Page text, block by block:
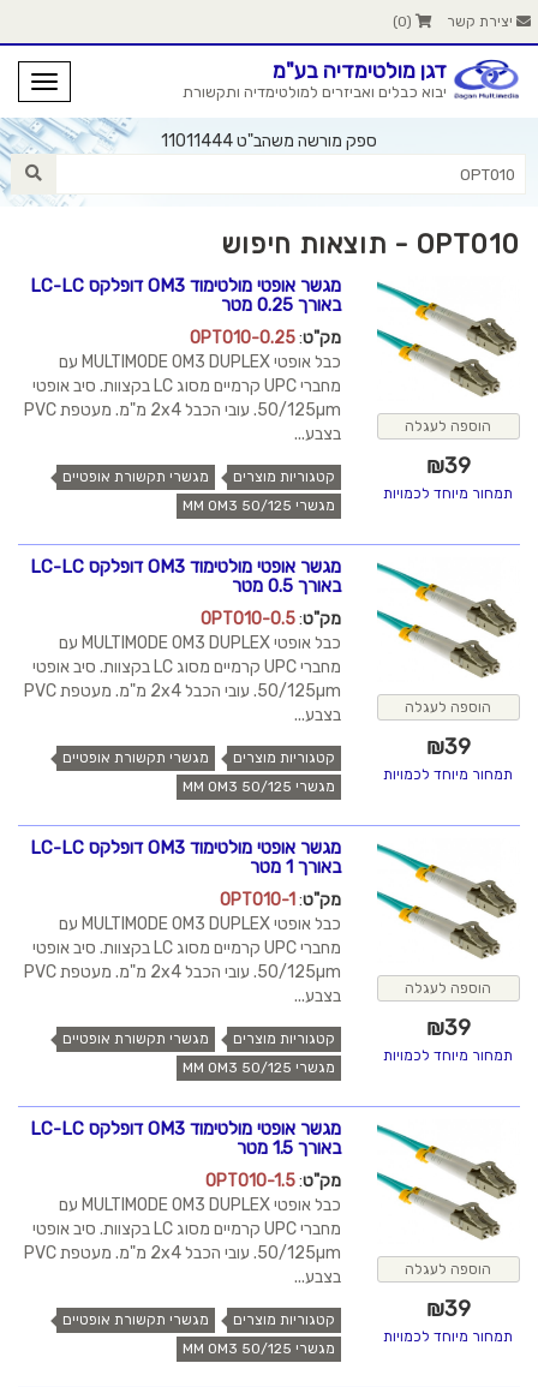
יצירת קשר (
0
)
דגן מולטימדיה בע"מ
יבוא כבלים ואביזרים למולטימדיה ותקשורת
ספק מורשה משהב"ט 11011444
OPT010 - תוצאות חיפוש
הוספה לעגלה
₪39
תמחור מיוחד לכמויות
מגשר אופטי מולטימוד OM3 דופלקס LC-LC
באורך 0.25 מטר
מק"ט:
OPT010-0.25
כבל אופטי MULTIMODE OM3 DUPLEX עם
מחברי UPC קרמיים מסוג LC בקצוות. סיב אופטי
50/125µm. עובי הכבל 2x4 מ"מ. מעטפת PVC
בצבע...
קטגוריות מוצרים
מגשרי תקשורת אופטיים
מגשרי MM OM3 50/125
הוספה לעגלה
₪39
תמחור מיוחד לכמויות
מגשר אופטי מולטימוד OM3 דופלקס LC-LC
באורך 0.5 מטר
מק"ט:
OPT010-0.5
כבל אופטי MULTIMODE OM3 DUPLEX עם
מחברי UPC קרמיים מסוג LC בקצוות. סיב אופטי
50/125µm. עובי הכבל 2x4 מ"מ. מעטפת PVC
בצבע...
קטגוריות מוצרים
מגשרי תקשורת אופטיים
מגשרי MM OM3 50/125
הוספה לעגלה
₪39
תמחור מיוחד לכמויות
מגשר אופטי מולטימוד OM3 דופלקס LC-LC
באורך 1 מטר
מק"ט:
OPT010-1
כבל אופטי MULTIMODE OM3 DUPLEX עם
מחברי UPC קרמיים מסוג LC בקצוות. סיב אופטי
50/125µm. עובי הכבל 2x4 מ"מ. מעטפת PVC
בצבע...
קטגוריות מוצרים
מגשרי תקשורת אופטיים
מגשרי MM OM3 50/125
הוספה לעגלה
₪39
תמחור מיוחד לכמויות
מגשר אופטי מולטימוד OM3 דופלקס LC-LC
באורך 1.5 מטר
מק"ט:
OPT010-1.5
כבל אופטי MULTIMODE OM3 DUPLEX עם
מחברי UPC קרמיים מסוג LC בקצוות. סיב אופטי
50/125µm. עובי הכבל 2x4 מ"מ. מעטפת PVC
בצבע...
קטגוריות מוצרים
מגשרי תקשורת אופטיים
מגשרי MM OM3 50/125